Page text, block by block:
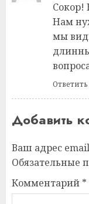
Сокор!
Нам
мы
Ответить
Добавить
Ваш адрес
Обязательные
Комментарий *